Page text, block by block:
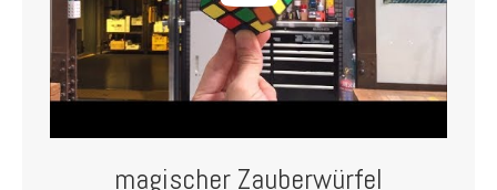
magischer Zauberwürfel